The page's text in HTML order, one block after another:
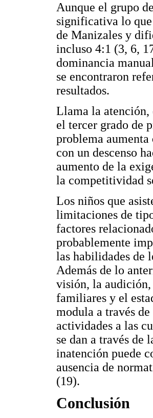
Aunque el grupo
significativa lo
de Manizales y
incluso 4:1 (3, 6,
dominancia
se encontraron
resultados.
Llama la atención,
el tercer grado de
problema aumenta
con un descenso
aumento de la
la competitividad
Los niños que
limitaciones de
factores
probablemente
las habilidades de
Además de lo
visión, la audición,
familiares y el
modula a través
actividades a las
se dan a través de
inatención puede
ausencia de
(19).
Conclusión